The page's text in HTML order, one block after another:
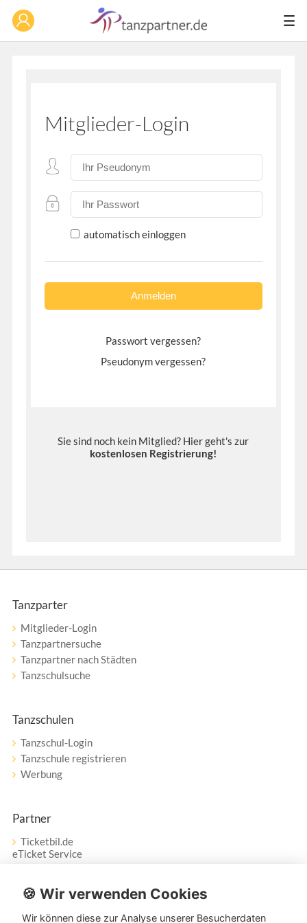
Mitglieder-Login
automatisch einloggen
Passwort vergessen?
Pseudonym vergessen?
Sie sind noch kein Mitglied? Hier geht's zur
kostenlosen Registrierung!
Tanzparter
Mitglieder-Login
Tanzpartnersuche
Tanzpartner nach Städten
Tanzschulsuche
Tanzschulen
Tanzschul-Login
Tanzschule registrieren
Werbung
Partner
Ticketbil.de
eTicket Service
Vertrag widerrufen
🍪 Wir verwenden Cookies
Wir können diese zur Analyse unserer Besucherdaten